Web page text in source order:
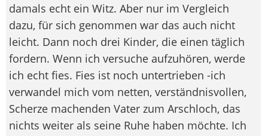
damals echt ein Witz. Aber nur im Vergleich
dazu, für sich genommen war das auch nicht
leicht. Dann noch drei Kinder, die einen täglich
fordern. Wenn ich versuche aufzuhören, werde
ich echt fies. Fies ist noch untertrieben -ich
verwandel mich vom netten, verständnisvollen,
Scherze machenden Vater zum Arschloch, das
nichts weiter als seine Ruhe haben möchte. Ich